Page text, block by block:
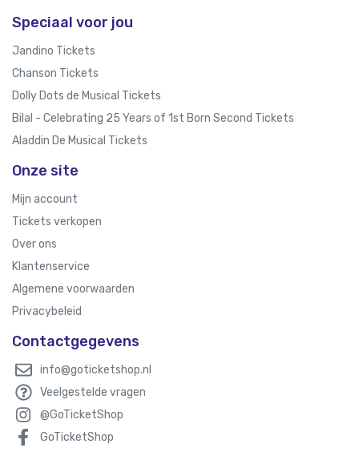
Speciaal voor jou
Jandino Tickets
Chanson Tickets
Dolly Dots de Musical Tickets
Bilal - Celebrating 25 Years of 1st Born Second Tickets
Aladdin De Musical Tickets
Onze site
Mijn account
Tickets verkopen
Over ons
Klantenservice
Algemene voorwaarden
Privacybeleid
Contactgegevens
info@goticketshop.nl
Veelgestelde vragen
@GoTicketShop
GoTicketShop